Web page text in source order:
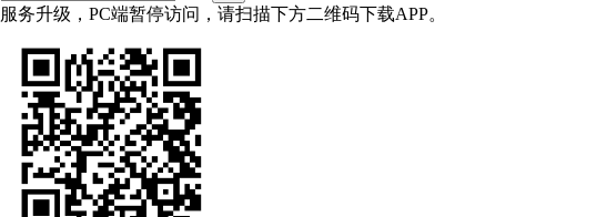
服务升级，PC端暂停访问，请扫描下方二维码下载APP。